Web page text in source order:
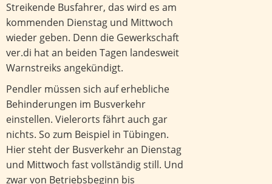
Streikende Busfahrer, das wird es am
kommenden Dienstag und Mittwoch
wieder geben. Denn die Gewerkschaft
ver.di hat an beiden Tagen landesweit
Warnstreiks angekündigt.
Pendler müssen sich auf erhebliche
Behinderungen im Busverkehr
einstellen. Vielerorts fährt auch gar
nichts. So zum Beispiel in Tübingen.
Hier steht der Busverkehr an Dienstag
und Mittwoch fast vollständig still. Und
zwar von Betriebsbeginn bis